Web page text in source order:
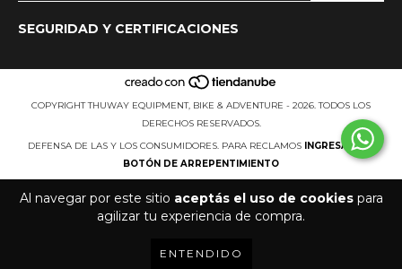
Al navegar por este sitio aceptás el uso de cookiespara
agilizar tu experiencia de compra.
ENTENDIDO
SEGURIDAD Y CERTIFICACIONES
COPYRIGHT THUWAY EQUIPMENT, BIKE & ADVENTURE - 2026. TODOS LOS
DERECHOS RESERVADOS.
DEFENSA DE LAS Y LOS CONSUMIDORES. PARA RECLAMOS
INGRESÁ ACÁ.
BOTÓN DE ARREPENTIMIENTO